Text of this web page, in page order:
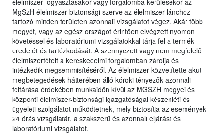
élelmiszer fogyasztásakor vagy forgalomba kerülésekor az
MgSzH élelmiszer-biztonsági szerve az élelmiszer-lánchoz
tartozó minden területen azonnali vizsgálatot végez. Akár több
megyét, vagy az egész országot érintően elvégzett nyomon
követéssel és laboratóriumi vizsgálatokkal tárja fel a termék
eredetét és tartózkodását. A szennyezett vagy nem megfelelő
élelmiszertételt a kereskedelmi forgalomban zárolja és
intézkedik megsemmisítéséről. Az élelmiszer közvetítette akut
megbetegedések hátterében álló kóroki tényezők azonnali
feltárása érdekében munkaidőn kívül az MGSZH megyei és
központi élelmiszer-biztonsági igazgatóságai készenléti és
ügyeleti szolgálatot működtetnek, mely biztosítja az események
24 órás vizsgálatát, a szakszerű és azonnali eljárást és
laboratóriumi vizsgálatot.